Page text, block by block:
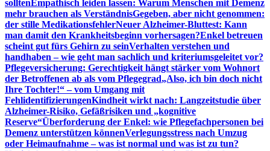
solltenEmpathisch leiden lassen: Warum Menschen mit Demenz
mehr brauchen als VerständnisGegeben, aber nicht genommen:
der stille MedikationsfehlerNeuer Alzheimer-Bluttest: Kann
man damit den Krankheitsbeginn vorhersagen?Enkel betreuen
scheint gut fürs Gehirn zu seinVerhalten verstehen und
handhaben – wie geht man sachlich und kriteriumsgeleitet vor?
Pflegeversicherung: Gerechtigkeit hängt stärker vom Wohnort
der Betroffenen ab als vom Pflegegrad„Also, ich bin doch nicht
Ihre Tochter!“ – vom Umgang mit
FehlidentifizierungenKindheit wirkt nach: Langzeitstudie über
Alzheimer-Risiko, Gefäßrisiken und „kognitive
Reserve“Überforderung der Enkel: wie Pflegefachpersonen bei
Demenz unterstützen könnenVerlegungsstress nach Umzug
oder Heimaufnahme – was ist normal und was ist zu tun?